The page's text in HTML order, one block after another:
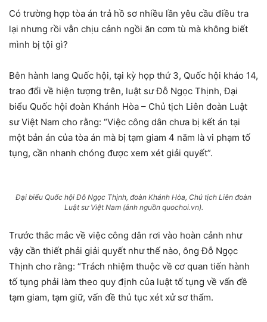
Có trường hợp tòa án trả hồ sơ nhiều lần yêu cầu điều tra
lại nhưng rồi vẫn chịu cảnh ngồi ăn cơm tù mà không biết
mình bị tội gì?
Bên hành lang Quốc hội, tại kỳ họp thứ 3, Quốc hội kháo 14,
trao đổi về hiện tượng trên, luật sư Đỗ Ngọc Thịnh, Đại
biểu Quốc hội đoàn Khánh Hòa – Chủ tịch Liên đoàn Luật
sư Việt Nam cho rằng: “Việc công dân chưa bị kết án tại
một bản án của tòa án mà bị tạm giam 4 năm là vi phạm tố
tụng, cần nhanh chóng được xem xét giải quyết”.
Đại biểu Quốc hội Đỗ Ngọc Thịnh, đoàn Khánh Hòa, Chủ tịch Liên đoàn
Luật sư Việt Nam (ảnh nguồn quochoi.vn).
Trước thắc mắc về việc công dân rơi vào hoàn cảnh như
vậy cần thiết phải giải quyết như thế nào, ông Đỗ Ngọc
Thịnh cho rằng: “Trách nhiệm thuộc về cơ quan tiến hành
tố tụng phải làm theo quy định của luật tố tụng về vấn đề
tạm giam, tạm giữ, vấn đề thủ tục xét xử sơ thẩm.